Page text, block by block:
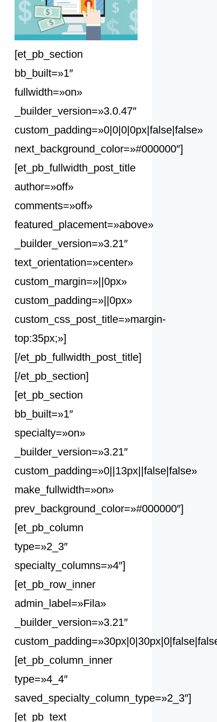
[et_pb_section
bb_built=»1″
fullwidth=»on»
_builder_version=»3.0.47″
custom_padding=»0|0|0|0px|false|false»
next_background_color=»#000000″]
[et_pb_fullwidth_post_title
author=»off»
comments=»off»
featured_placement=»above»
_builder_version=»3.21″
text_orientation=»center»
custom_margin=»||0px»
custom_padding=»||0px»
custom_css_post_title=»margin-
top:35px;»]
[/et_pb_fullwidth_post_title]
[/et_pb_section]
[et_pb_section
bb_built=»1″
specialty=»on»
_builder_version=»3.21″
custom_padding=»0||13px||false|false»
make_fullwidth=»on»
prev_background_color=»#000000″]
[et_pb_column
type=»2_3″
specialty_columns=»4″]
[et_pb_row_inner
admin_label=»Fila»
_builder_version=»3.21″
[et_pb_column_inner
type=»4_4″
saved_specialty_column_type=»2_3″]
[et_pb_text